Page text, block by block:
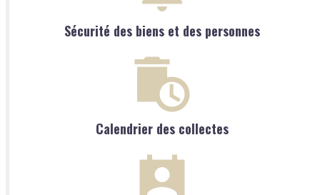
Sécurité des biens et des personnes
Calendrier des collectes